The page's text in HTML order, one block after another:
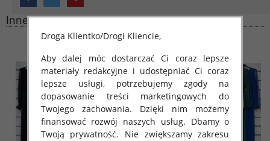
Inne produkty
Droga Klientko/Drogi Kliencie,
Aby dalej móc dostarczać Ci coraz lepsze
materiały redakcyjne i udostępniać Ci coraz
lepsze usługi, potrzebujemy zgody na
dopasowanie treści marketingowych do
Twojego zachowania. Dzięki nim możemy
finansować rozwój naszych usług. Dbamy o
Twoją prywatność. Nie zwiększamy zakresu